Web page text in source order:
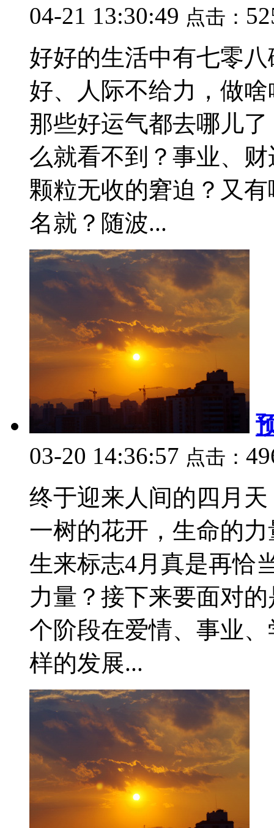
04-21 13:30:49 点击：
好好的生活中有七零
好、人际不给力，做
那些好运气都去哪儿
么就看不到？事业、
颗粒无收的窘迫？又
名就？随波...
03-20 14:36:57 点击：
终于迎来人间的四月
一树的花开，生命的
生来标志4月真是再恰
力量？接下来要面对
个阶段在爱情、事业
样的发展...